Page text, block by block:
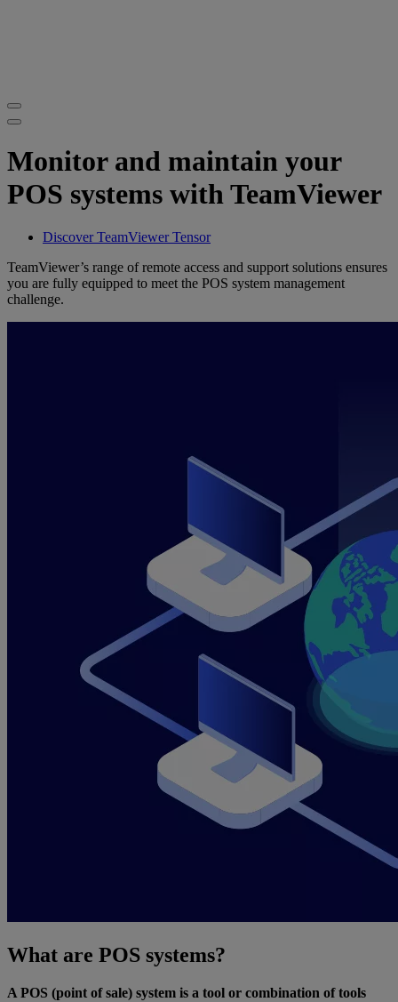
Monitor and maintain your
POS systems with TeamViewer
Discover TeamViewer Tensor
TeamViewer’s range of remote access and support solutions ensures
you are fully equipped to meet the POS system management
challenge.
What are POS systems?
A POS (point of sale) system is a tool or combination of tools